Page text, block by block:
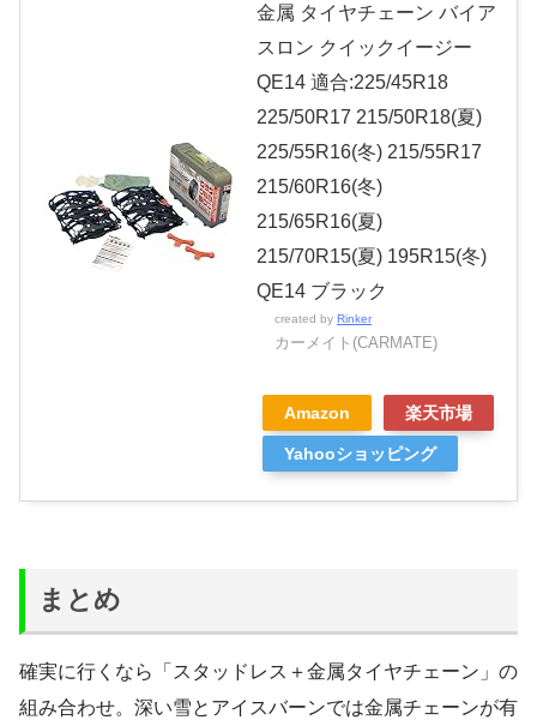
金属 タイヤチェーン バイア
スロン クイックイージー
QE14 適合:225/45R18
225/50R17 215/50R18(夏)
225/55R16(冬) 215/55R17
215/60R16(冬)
215/65R16(夏)
215/70R15(夏) 195R15(冬)
QE14 ブラック
created by Rinker
カーメイト(CARMATE)
Amazon 楽天市場
Yahooショッピング
まとめ
確実に行くなら「スタッドレス＋金属タイヤチェーン」の
組み合わせ。深い雪とアイスバーンでは金属チェーンが有